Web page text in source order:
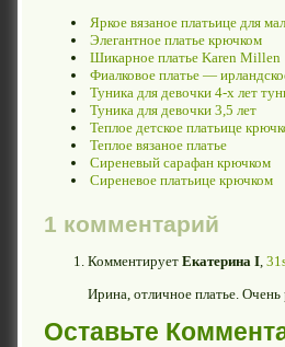
Яркое вязаное платьице для
Элегантное платье крючком
Шикарное платье Karen Millen
Фиалковое платье —
Туника для девочки 4-х лет
Туника для девочки 3,5 лет
Теплое детское платьице
Теплое вязаное платье
Сиреневый сарафан крючком
Сиреневое платьице крючком
1 комментарий
Комментирует Екатерина I,
Ирина, отличное платье.
Оставьте